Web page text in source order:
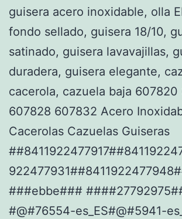
guisera acero inoxidable, olla
fondo sellado, guisera 18/10,
satinado, guisera lavavajillas,
duradera, guisera elegante,
cacerola, cazuela baja 607820
607828 607832 Acero
Cacerolas Cazuelas Guiseras
###ebbe###
#@#76554-es_ES#@#5941-